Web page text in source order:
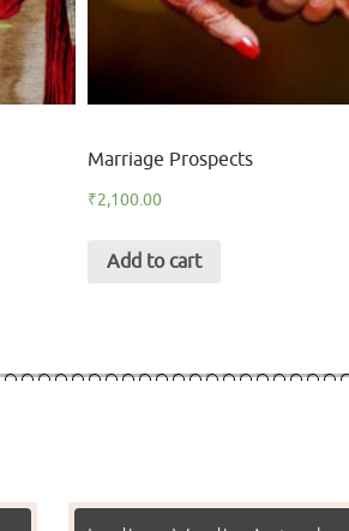
Marriage Prospects
₹2,100.00
Add to cart